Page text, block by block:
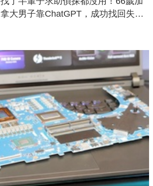
拿大男子靠ChatGPT，成功找回失散